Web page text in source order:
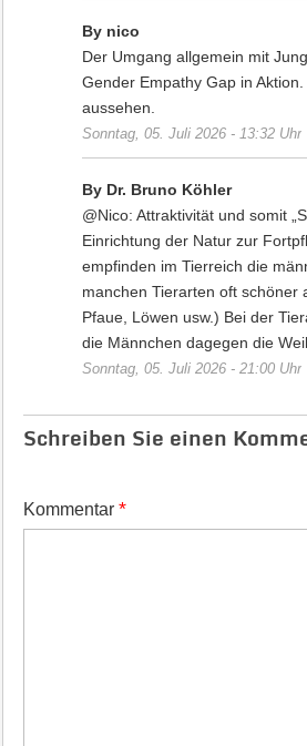
By nico
Der Umgang allgemein mit
Gender Empathy Gap in
aussehen.
Sonntag, 05. Juli 2026 - 13:32 Uhr
By Dr. Bruno Köhler
@Nico: Attraktivität und somit
Einrichtung der Natur zur
empfinden im Tierreich die
manchen Tierarten oft schöner
Pfaue, Löwen usw.) Bei der
die Männchen dagegen die
Sonntag, 05. Juli 2026 - 21:00 Uhr
Schreiben Sie einen
Kommentar *